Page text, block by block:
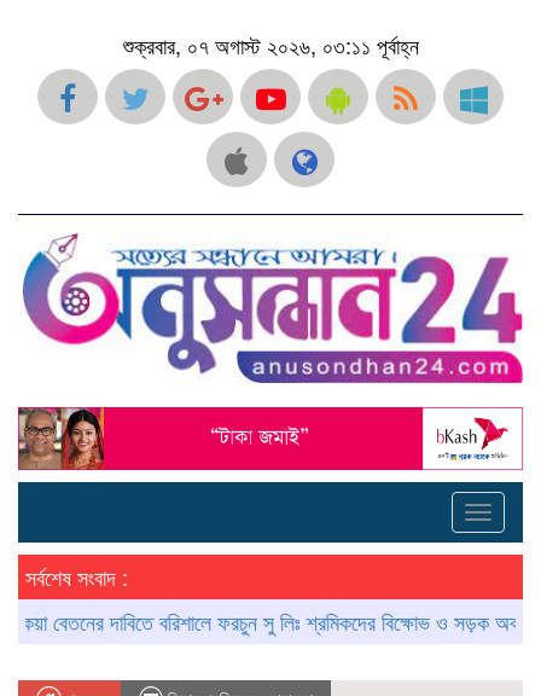
শুক্রবার, ০৭ অগাস্ট ২০২৬, ০৩:১১ পূর্বাহ্ন
Toggle
সর্বশেষ সংবাদ :
বেতনের দাবিতে বরিশালে ফরচুন সু লিঃ শ্রমিকদের বিক্ষোভ ও সড়ক অবরোধ